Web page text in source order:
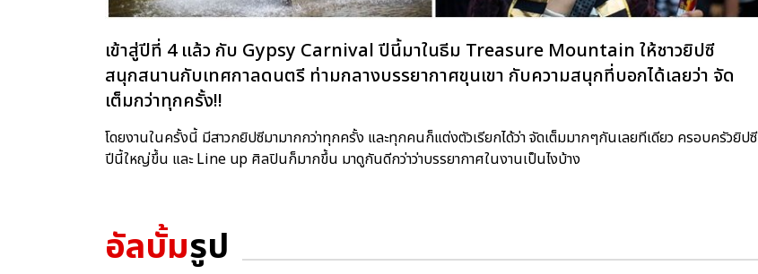
เข้าสู่ปีที่ 4 แล้ว กับ Gypsy Carnival ปีนี้มาในธีม Treasure Mountain ให้ชาวยิปซี
สนุกสนานกับเทศกาลดนตรี ท่ามกลางบรรยากาศขุนเขา กับความสนุกที่บอกได้เลยว่า จัด
เต็มกว่าทุกครั้ง!!
โดยงานในครั้งนี้ มีสาวกยิปซีมามากกว่าทุกครั้ง และทุกคนก็แต่งตัวเรียกได้ว่า จัดเต็มมากๆกันเลยทีเดียว ครอบครัวยิปซี
ปีนี้ใหญ่ขึ้น และ Line up ศิลปินก็มากขึ้น มาดูกันดีกว่าว่าบรรยากาศในงานเป็นไงบ้าง
อัลบั้มรูป